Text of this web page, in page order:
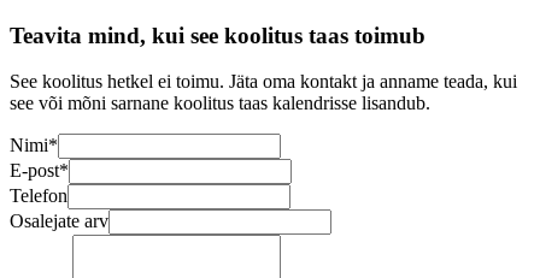
Teavita mind, kui see koolitus taas toimub
See koolitus hetkel ei toimu. Jäta oma kontakt ja anname teada, kui
see või mõni sarnane koolitus taas kalendrisse lisandub.
Nimi*
E-post*
Telefon
Osalejate arv